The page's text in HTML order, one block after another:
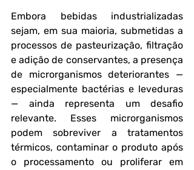
Embora bebidas industrializadas
sejam, em sua maioria, submetidas a
processos de pasteurização, filtração
e adição de conservantes, a presença
de microrganismos deteriorantes —
especialmente bactérias e leveduras
— ainda representa um desafio
relevante. Esses microrganismos
podem sobreviver a tratamentos
térmicos, contaminar o produto após
o processamento ou proliferar em